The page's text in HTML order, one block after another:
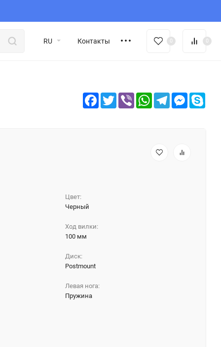
RU Контакты 0 0
Facebook
TwitterViber WhatsAppTelegram
Цвет:
Черный
Ход вилки:
100 мм
Диск:
Postmount
Левая нога:
Пружина